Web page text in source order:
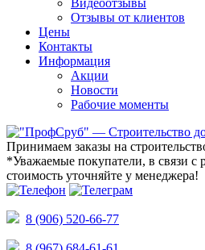
Видеоотзывы
Отзывы от клиентов
Цены
Контакты
Информация
Акции
Новости
Рабочие моменты
Принимаем заказы на
*Уважаемые покупатели, в связи
стоимость уточняйте у менеджера!
8 (906) 520-66-77